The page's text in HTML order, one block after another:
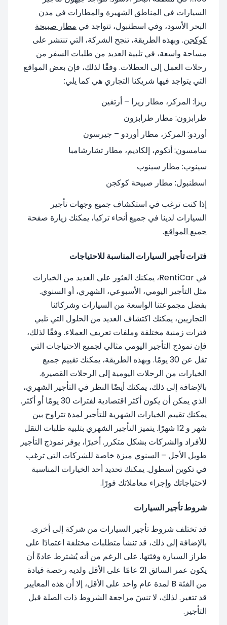
السيارات في المناطق الشهيرة والمطارات في مدن
البحر الأسود، وفي اسطنبول، تتواجد في مطار صبيحة
كوكجن. وبهذه الطريقة، تنجح الشركة، التي تنتشر على
مساحة واسعة، في تلبية العديد من طلبات السفر من
رحلات العمل إلى العطلات. وفقًا لذلك، فإن بعض المواقع
التي يتواجد فيها شريكنا التجاري هي كما يلي:
ريزا: المركز، مطار ريزا – أرتفين
طرابزون: مطار طرابزون
أوردو: المركز، مطار أوردو – جيرسون
سامسون: أتكوم، إلكاديم، مطار تشارشامبا
سينوب: مطار سينوب
اسطنبول: مطار صبيحة كوكجن
إذا كنت ترغب في استكشاف جميع وجهات تأجير
السيارات لدينا في جميع أنحاء تركيا، يمكنك زيارة صفحة
جميع المواقع.
فترات تأجير السيارات المناسبة للاحتياجات
في RentiCar، يمكنك العثور على العديد من الخيارات
مثل التأجير اليومي، الأسبوعي، الشهري، أو السنوي.
بفضل مجموعتنا الواسعة من السيارات وشركائنا
التجاريين، يمكنك اكتشاف العديد من الحلول التي تلبي
فترات زمنية مختلفة وملفات تعريف العملاء. وفقًا لذلك،
فإن نموذج التأجير اليومي مثالي لجميع الاحتياجات التي
تقل عن 30 يومًا. وبهذه الطريقة، يمكنك تقييم جميع
الخيارات من الرحلات اليومية إلى الرحلات القصيرة.
بالإضافة إلى ذلك، يمكنك أيضًا النظر في التأجير الشهري،
الذي يمكن أن يكون أكثر اقتصادية لفترات 30 يومًا أو أكثر.
يمكنك تقييم الخيارات الشهرية للتأجير لمدة تتراوح بين
شهر و 12 شهرًا. يتميز التأجير الشهري بتلبية طلبات النقل
للأفراد والشركات بشكل متكرر. أخيرًا، يوفر نموذج التأجير
طويل الأجل – السنوي ميزة خاصة للشركات التي ترغب
في تكوين أسطول. يمكنك تحديد أحد الخيارات المناسبة
لاحتياجاتك وإجراء معاملاتك فورًا.
شروط تأجير السيارات
قد تختلف شروط تأجير السيارات من شركة إلى أخرى.
بالإضافة إلى ذلك، قد تنشأ متطلبات مختلفة اعتمادًا على
طراز السيارة وفئتها. على الرغم من أنه يُشترط عادةً أن
يكون عمر السائق 21 عامًا على الأقل ولديه رخصة قيادة
من الفئة B لمدة عام واحد على الأقل، إلا أن هذه المعايير
قد تتغير. لذلك، لا تنسَ مراجعة الشروط ذات الصلة قبل
التأجير.